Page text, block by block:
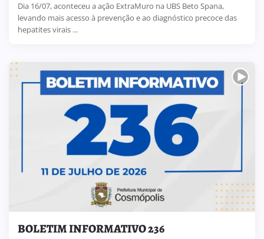
Dia 16/07, aconteceu a ação ExtraMuro na UBS Beto Spana,
levando mais acesso à prevenção e ao diagnóstico precoce das
hepatites virais ...
BOLETIM INFORMATIVO 236